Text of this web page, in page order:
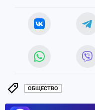
ОБЩЕСТВО